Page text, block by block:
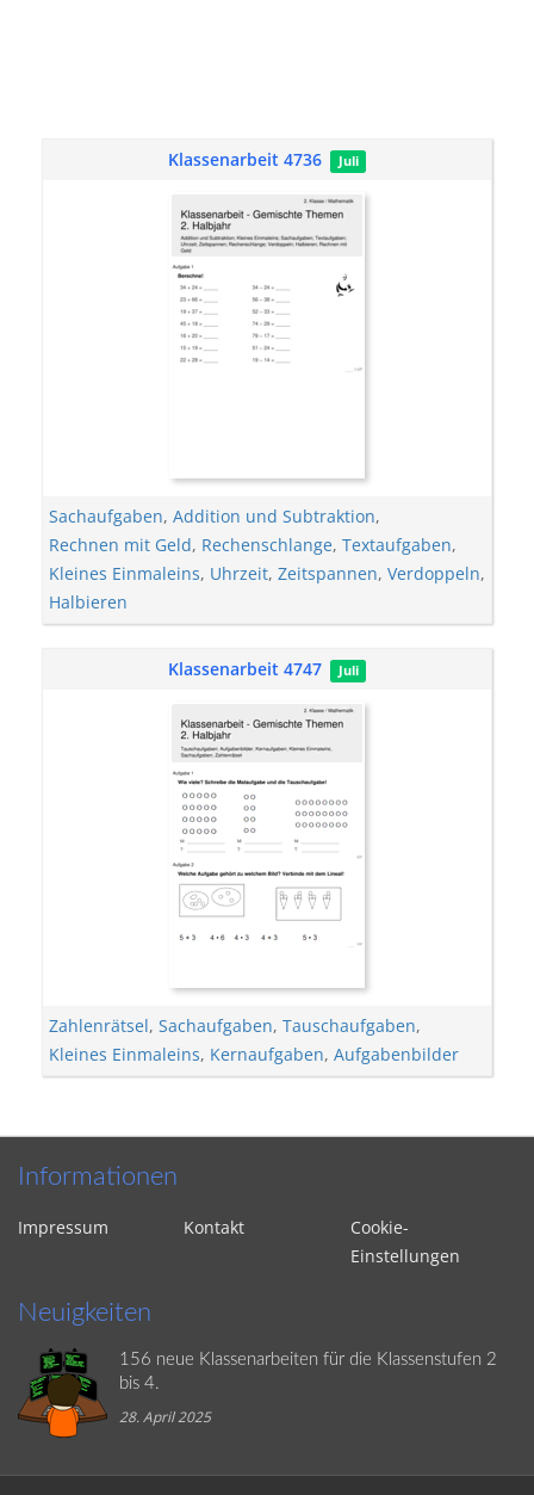
Klassenarbeit 4736 Juli
Sachaufgaben, Addition und Subtraktion,
Rechnen mit Geld, Rechenschlange, Textaufgaben,
Kleines Einmaleins, Uhrzeit, Zeitspannen, Verdoppeln,
Halbieren
Klassenarbeit 4747 Juli
Zahlenrätsel, Sachaufgaben, Tauschaufgaben,
Kleines Einmaleins, Kernaufgaben, Aufgabenbilder
Informationen
Impressum Kontakt
Cookie-
Einstellungen
Neuigkeiten
156 neue Klassenarbeiten für die Klassenstufen 2
bis 4.
28. April 2025